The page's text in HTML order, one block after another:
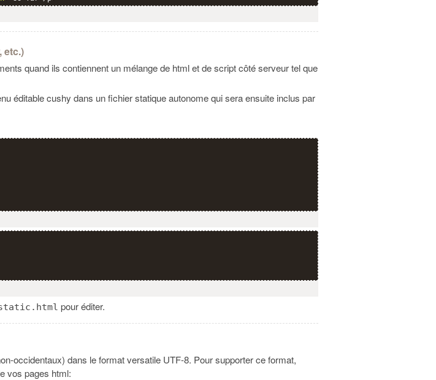
etc.)
quand ils contiennent un mélange de html et de script côté serveur tel que
éditable cushy dans un fichier statique autonome qui sera ensuite inclus par
pour éditer.
occidentaux) dans le format versatile UTF-8. Pour supporter ce format,
vos pages html: